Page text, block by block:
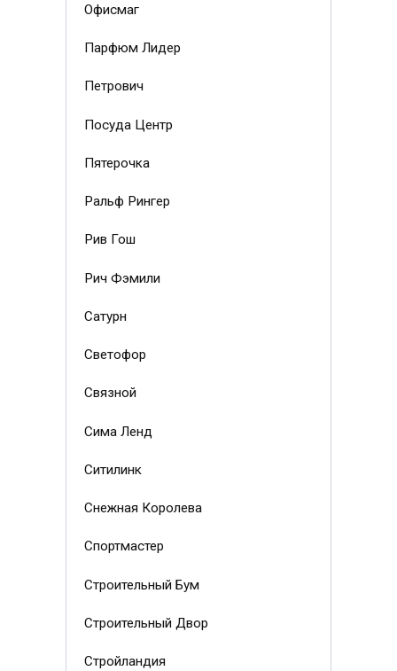
Офисмаг
Парфюм Лидер
Петрович
Посуда Центр
Пятерочка
Ральф Рингер
Рив Гош
Рич Фэмили
Сатурн
Светофор
Связной
Сима Ленд
Ситилинк
Снежная Королева
Спортмастер
Строительный Бум
Строительный Двор
Стройландия